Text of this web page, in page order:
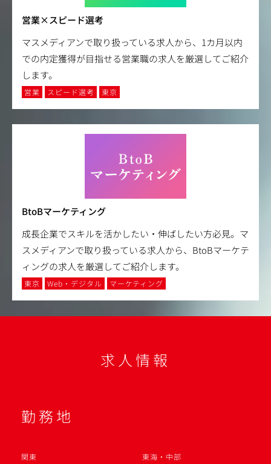
営業×スピード選考
マスメディアンで取り扱っている求人から、1カ月以内
での内定獲得が目指せる営業職の求人を厳選してご紹介
します。
営業 スピード選考 東京
BtoBマーケティング
成長企業でスキルを活かしたい・伸ばしたい方必見。マ
スメディアンで取り扱っている求人から、BtoBマーケテ
ィングの求人を厳選してご紹介します。
東京 Web・デジタル マーケティング
求人情報
勤務地
関東
東海・中部